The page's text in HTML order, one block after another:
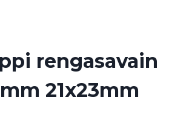
rengasavain
21x23mm